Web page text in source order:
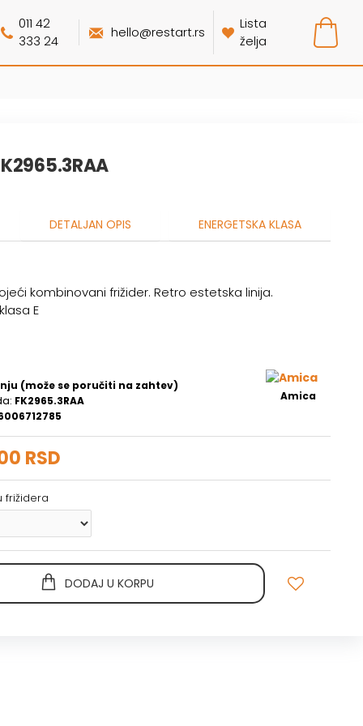
011 42
333 24
hello@restart.rs
Lista
želja
DETALJAN OPIS ENERGETSKA KLASA
kombinovani frižider. Retro estetska linija.
E
(može se poručiti na zahtev)
FK2965.3RAA Amica
RSD
frižidera
DODAJ U KORPU